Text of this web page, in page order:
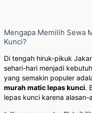
Mengapa Memilih Sewa
Kunci?
Di tengah hiruk-pikuk
sehari-hari menjadi
yang semakin populer
murah matic lepas kunci.
lepas kunci karena alasan-